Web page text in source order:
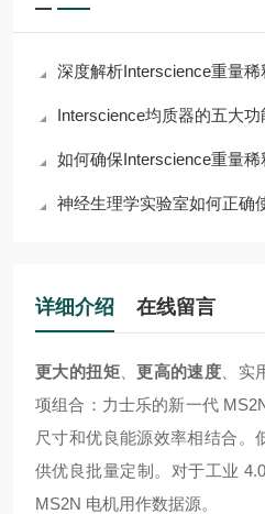
深度解析Interscience重量稀释
Interscience均质器的五大
如何确保Interscience重量
神经生理学实验室如何正确使用
详细介绍 在线留言
更大的扭矩、更高的速度 、
项组合：力士乐的新一代
尺寸和优良能源效率相结合。
供优良批量定制。对于工业
MS2N 电机用作数据源。